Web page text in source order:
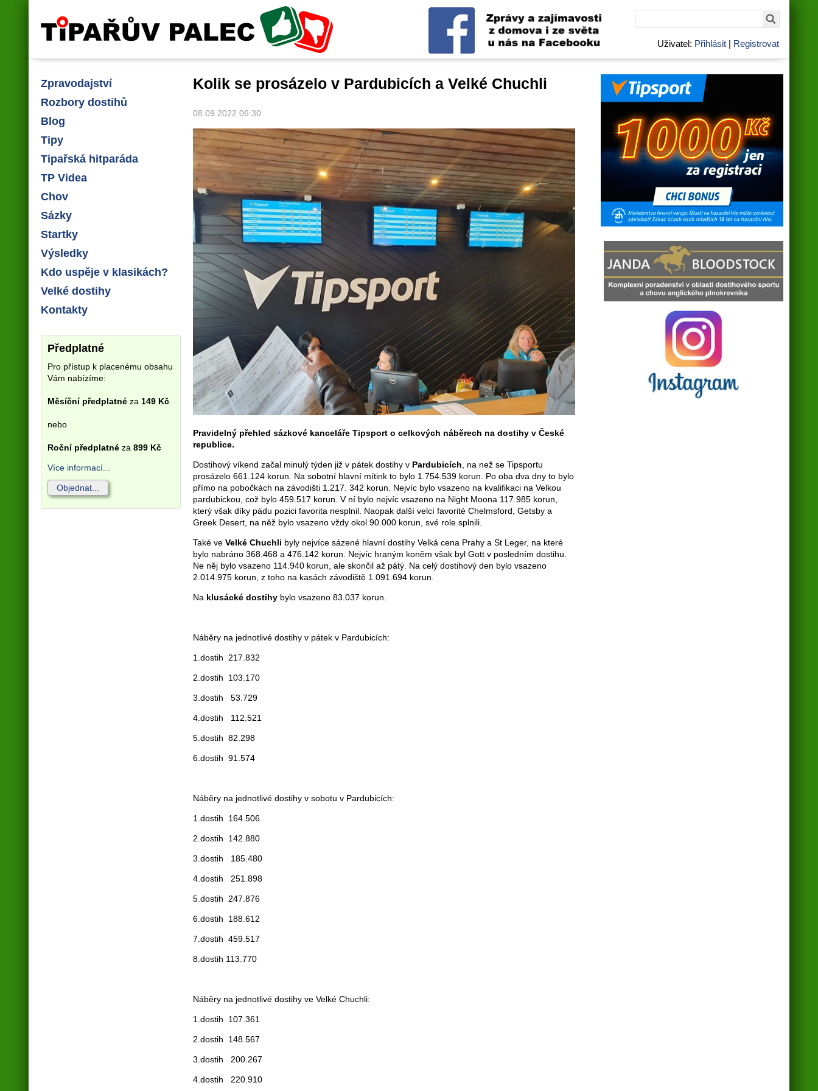
Tipařův palec
Uživatel: Přihlásit | Registrovat
Zpravodajství
Rozbory dostihů
Blog
Tipy
Tipařská hitparáda
TP Videa
Chov
Sázky
Startky
Výsledky
Kdo uspěje v klasikách?
Velké dostihy
Kontakty
Předplatné
Pro přístup k placenému obsahu
Vám nabízíme:
Měsíční předplatné za 149 Kč
nebo
Roční předplatné za 899 Kč
Více informací...
Objednat...
Kolik se prosázelo v Pardubicích a Velké Chuchli
08.09.2022 06:30
Pravidelný přehled sázkové kanceláře Tipsport o celkových náběrech na dostihy v České
republice.
Dostihový víkend začal minulý týden již v pátek dostihy v Pardubicích , na než se Tipsportu
prosázelo 661.124 korun. Na sobotní hlavní mítink to bylo 1.754.539 korun. Po oba dva dny to bylo
přímo na pobočkách na závodišti 1.217. 342 korun. Nejvíc bylo vsazeno na kvalifikaci na Velkou
pardubickou, což bylo 459.517 korun. V ní bylo nejvíc vsazeno na Night Moona 117.985 korun,
který však díky pádu pozici favorita nesplnil. Naopak další velcí favorité Chelmsford, Getsby a
Greek Desert, na něž bylo vsazeno vždy okol 90.000 korun, své role splnili.
Také ve Velké Chuchli byly nejvíce sázené hlavní dostihy Velká cena Prahy a St Leger, na které
bylo nabráno 368.468 a 476.142 korun. Nejvíc hraným koněm však byl Gott v posledním dostihu.
Ne něj bylo vsazeno 114.940 korun, ale skončil až pátý. Na celý dostihový den bylo vsazeno
2.014.975 korun, z toho na kasách závodiště 1.091.694 korun.
Na klusácké dostihy bylo vsazeno 83.037 korun.
Náběry na jednotlivé dostihy v pátek v Pardubicích:
1.dostih 217.832
2.dostih 103.170
3.dostih 53.729
4.dostih 112.521
5.dostih 82.298
6.dostih 91.574
Náběry na jednotlivé dostihy v sobotu v Pardubicích:
1.dostih 164.506
2.dostih 142.880
3.dostih 185.480
4.dostih 251.898
5.dostih 247.876
6.dostih 188.612
7.dostih 459.517
8.dostih 113.770
Náběry na jednotlivé dostihy ve Velké Chuchli:
1.dostih 107.361
2.dostih 148.567
3.dostih 200.267
4.dostih 220.910